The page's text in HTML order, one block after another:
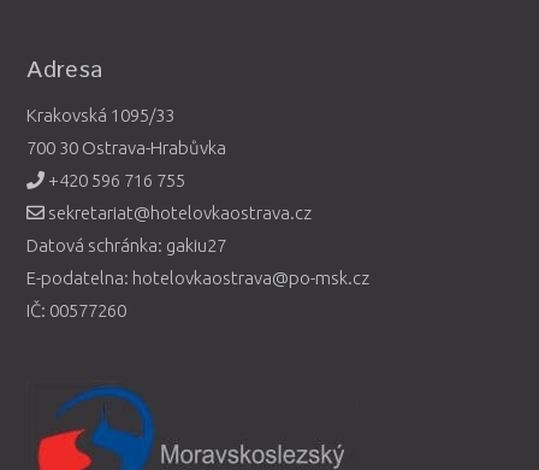
Adresa
Krakovská 1095/33
700 30 Ostrava-Hrabůvka
+420 596 716 755
sekretariat@hotelovkaostrava.cz
Datová schránka: gakiu27
E-podatelna: hotelovkaostrava@po-msk.cz
IČ: 00577260